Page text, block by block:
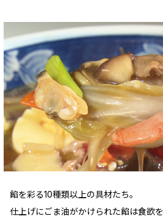
餡を彩る10種類以上の具材たち。
仕上げにごま油がかけられた餡は食欲